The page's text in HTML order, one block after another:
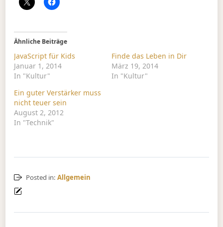
Ähnliche Beiträge
JavaScript für Kids
Januar 1, 2014
In "Kultur"
Finde das Leben in Dir
März 19, 2014
In "Kultur"
Ein guter Verstärker muss
nicht teuer sein
August 2, 2012
In "Technik"
Posted in: Allgemein